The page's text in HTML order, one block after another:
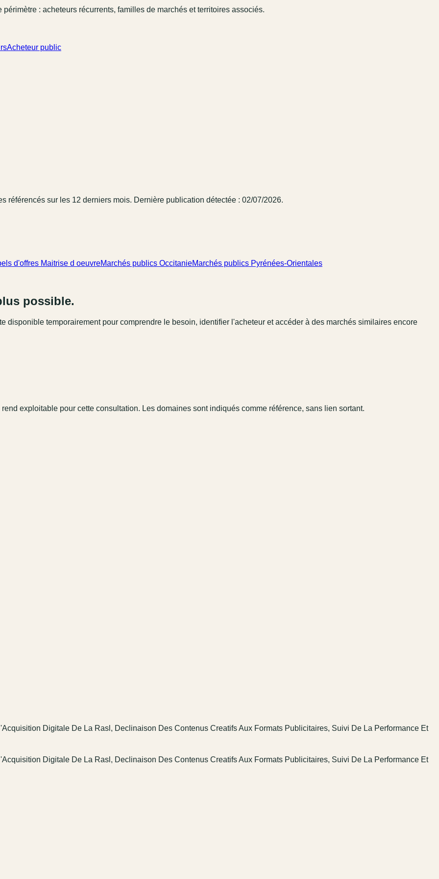
: acheteurs récurrents, familles de marchés et territoires associés.
Acheteur public
référencés sur les 12 derniers mois. Dernière publication détectée : 02/07/2026.
d'offres Maitrise d oeuvreMarchés publics OccitanieMarchés publics Pyrénées-Orientales
possible.
disponible temporairement pour comprendre le besoin, identifier l'acheteur et accéder à des marchés similaires encore
exploitable pour cette consultation. Les domaines sont indiqués comme référence, sans lien sortant.
Digitale De La Rasl, Declinaison Des Contenus Creatifs Aux Formats Publicitaires, Suivi De La Performance Et
Digitale De La Rasl, Declinaison Des Contenus Creatifs Aux Formats Publicitaires, Suivi De La Performance Et